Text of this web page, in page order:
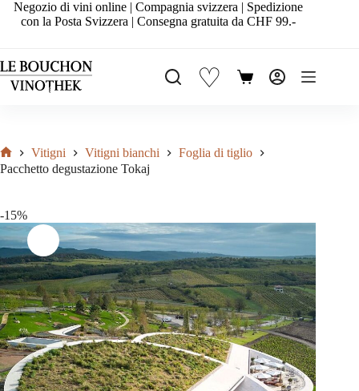
SaltaNegozio di vini online | Compagnia svizzera | Spedizione
con la Posta Svizzera | Consegna gratuita da CHF 99.-
♡ Carrello
Home
Vitigni Vitigni bianchi
Foglia di tiglio
Pacchetto degustazione Tokaj
-15%